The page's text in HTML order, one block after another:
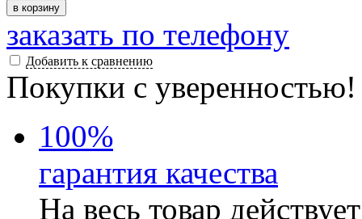
в корзину
заказать по телефону
Добавить к сравнению
Покупки с уверенностью!
100%
гарантия качества
На весь товар